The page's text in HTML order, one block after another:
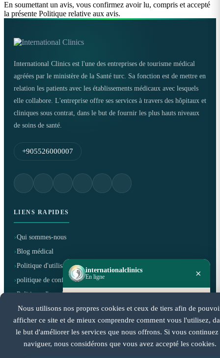
En soumettant un avis, vous confirmez avoir lu, compris et accepté
la présente Politique relative aux avis.
internationalclinics
En ligne ×
Démarrez une discussion WhatsApp —
réponse rapide.
Démarrer le chat
International Clinics est l'une des entreprises de tourisme médical
agréées par le ministère de la Santé turc. Sa fonction est de mettre en
relation les patients avec les établissements médicaux avec lesquels
elle collabore. L'entreprise offre ses services à travers des hôpitaux et
cliniques sous contrat, dans le but de fournir les plus hauts niveaux
de soins de santé.
+905526000007
LIENS RAPIDES
Qui sommes-nous
Blog médical
Politique d'utilisation
politique de confidentialité
Politique d'annulation et de remboursement
CERTIFIÉ PAR
Nous utilisons nos propres cookies et ceux de tiers afin de
afficher ce site et de mieux comprendre comment vous l'utilisez,
le but d'améliorer les services que nous offrons. Si vous continuez
naviguer, nous considérons que vous avez accepté les cookies.